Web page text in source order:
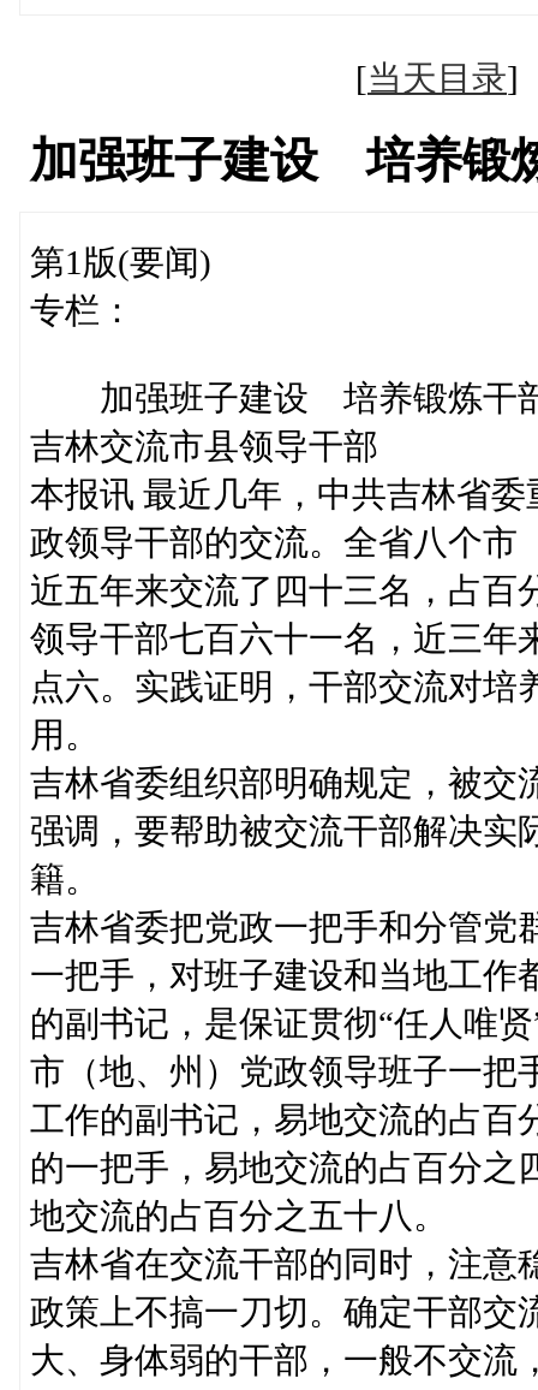
[当天目录
加强班子建设 培养锻
第1版(要闻)
专栏：
加强班子建设 培养锻炼干
吉林交流市县领导干部
本报讯 最近几年，中共吉林省
政领导干部的交流。全省八个市
近五年来交流了四十三名，占百
领导干部七百六十一名，近三年
点六。实践证明，干部交流对
用。
吉林省委组织部明确规定，被交
强调，要帮助被交流干部解决实
籍。
吉林省委把党政一把手和分管党
一把手，对班子建设和当地工作
的副书记，是保证贯彻“任人唯
市（地、州）党政领导班子一把
工作的副书记，易地交流的占百
的一把手，易地交流的占百分之
地交流的占百分之五十八。
吉林省在交流干部的同时，注意
政策上不搞一刀切。确定干部交
大、身体弱的干部，一般不交流